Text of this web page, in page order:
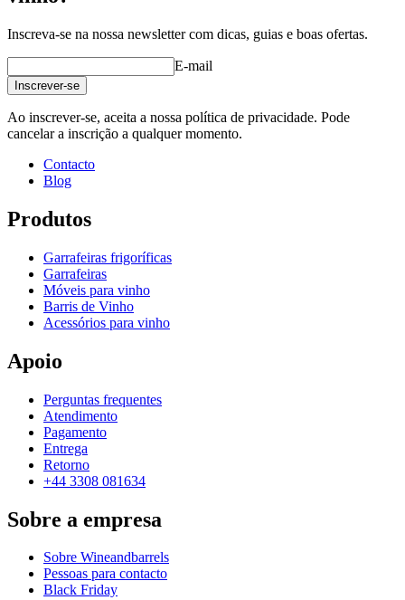
Inscreva-se na nossa newsletter com dicas, guias e boas ofertas.
E-mail
Inscrever-se
Ao inscrever-se, aceita a nossa política de privacidade. Pode
cancelar a inscrição a qualquer momento.
Contacto
Blog
Produtos
Garrafeiras frigoríficas
Garrafeiras
Móveis para vinho
Barris de Vinho
Acessórios para vinho
Apoio
Perguntas frequentes
Atendimento
Pagamento
Entrega
Retorno
+44 3308 081634
Sobre a empresa
Sobre Wineandbarrels
Pessoas para contacto
Black Friday